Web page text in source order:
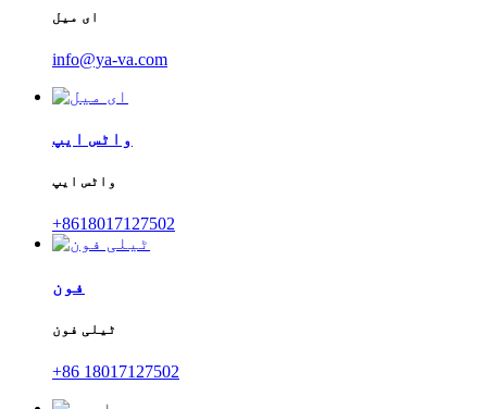
ای میل
info@ya-va.com
واٹس ایپ
واٹس ایپ
+8618017127502
فون
ٹیلی فون
+86 18017127502